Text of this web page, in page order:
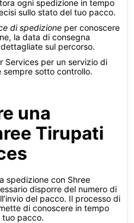
ogni spedizione in tempo
sullo stato del tuo pacco.
di spedizione per conoscere
la data di consegna
sul percorso.
Services per un servizio di
sotto controllo.
una
Tirupati
spedizione con Shree
disporre del numero di
del pacco. Il processo di
di conoscere in tempo
tuo pacco.